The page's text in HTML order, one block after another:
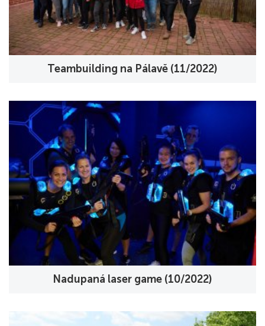
Teambuilding na Pálavě (11/2022)
Nadupaná laser game (10/2022)